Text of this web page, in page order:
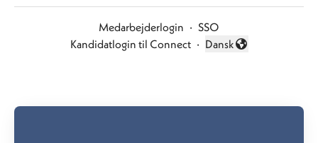
Medarbejderlogin · SSO
Kandidatlogin til Connect ·
Skift sprog
Dansk